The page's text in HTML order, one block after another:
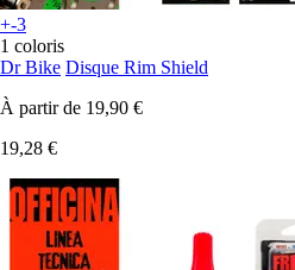
+-3
1 coloris
Dr Bike Disque Rim Shield
À partir de 19,90 €
19,28 €